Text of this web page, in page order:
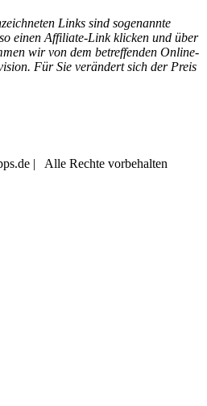
Links sind sogenannte
einen Affiliate-Link klicken und über
wir von dem betreffenden Online-
Für Sie verändert sich der Preis
| Alle Rechte vorbehalten